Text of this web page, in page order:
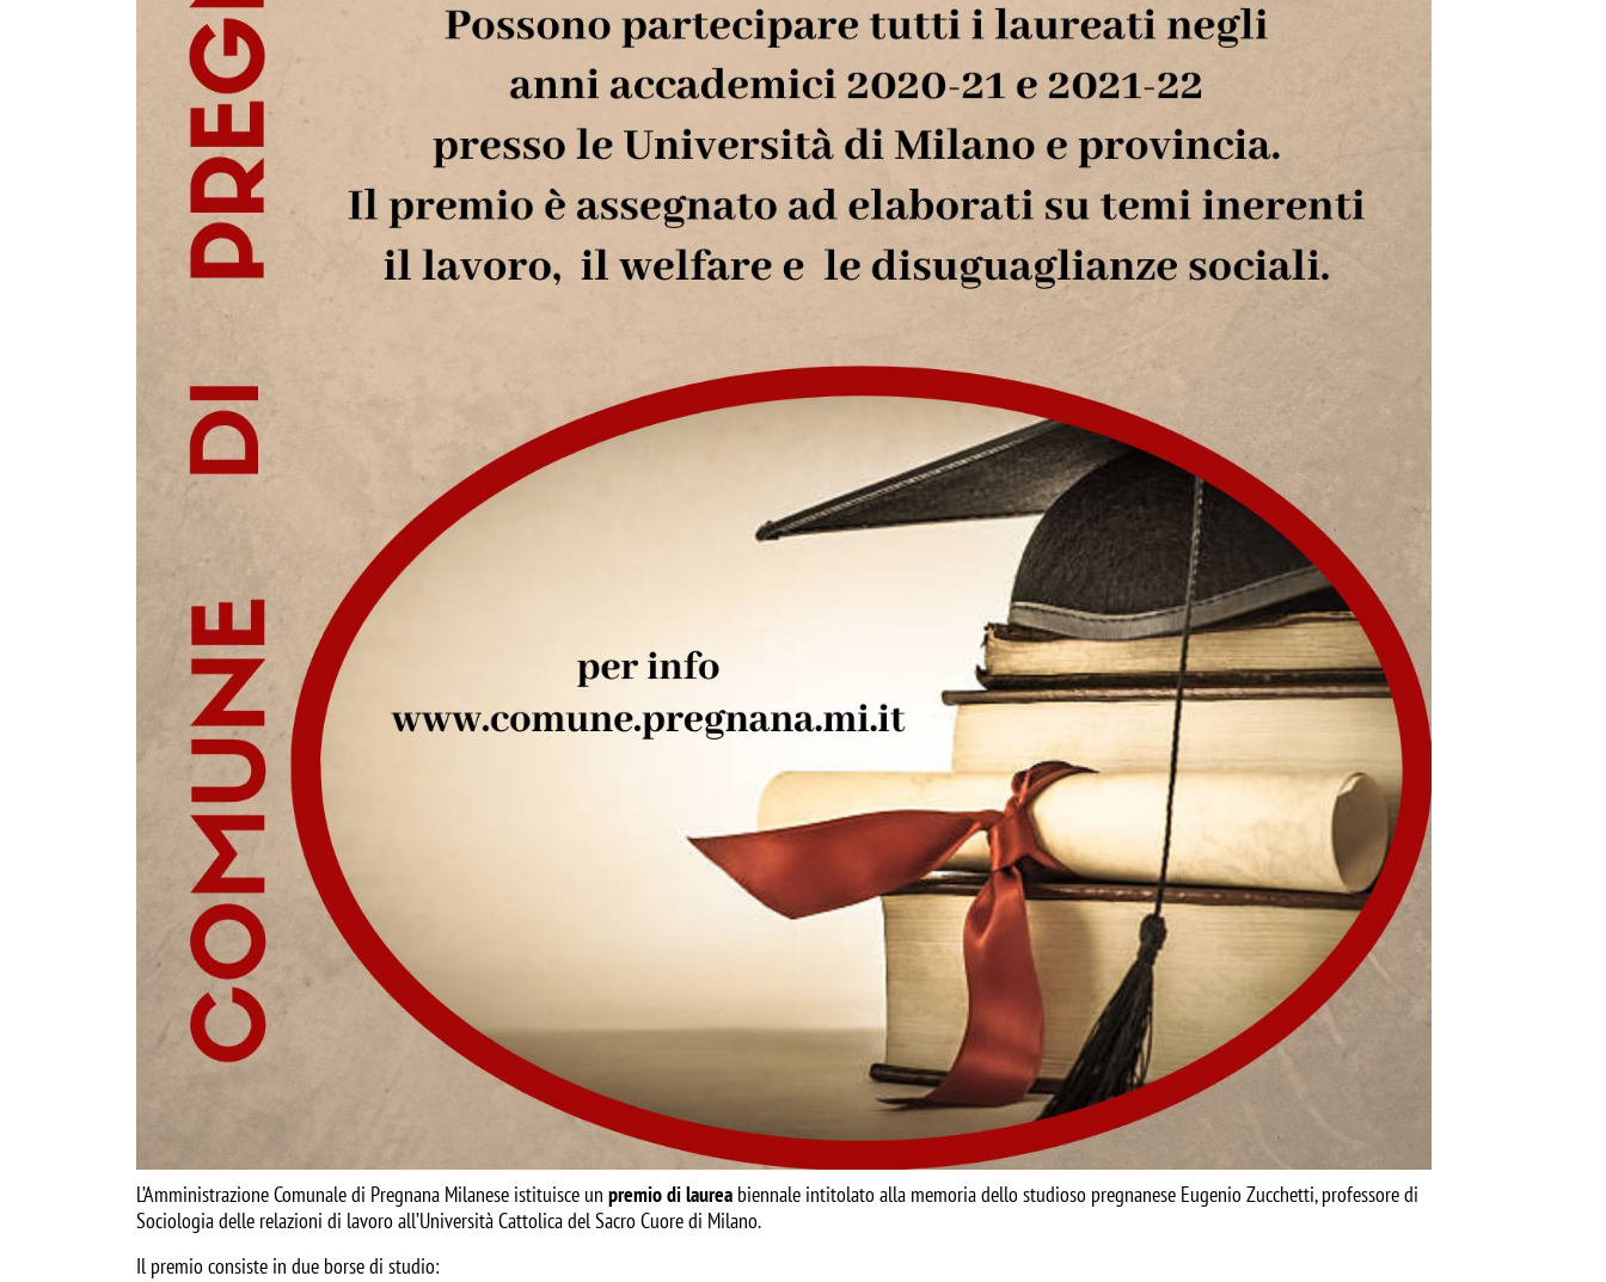
L’Amministrazione Comunale di Pregnana Milanese istituisce un premio di laurea biennale intitolato alla memoria dello studioso pregnanese Eugenio Zucchetti, professore di
Sociologia delle relazioni di lavoro all’Università Cattolica del Sacro Cuore di Milano.
Il premio consiste in due borse di studio: